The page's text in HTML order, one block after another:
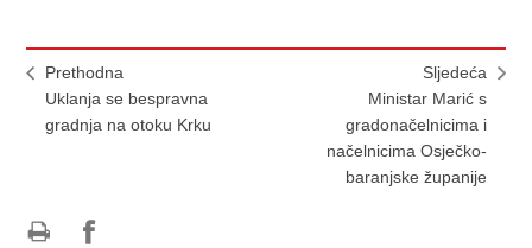
Prethodna
Uklanja se bespravna
gradnja na otoku Krku
Sljedeća
Ministar Marić s
gradonačelnicima i
načelnicima Osječko-
baranjske županije